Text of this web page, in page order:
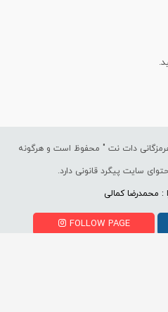
دات نت " محفوظ است و هرگونه
سایت پیگرد قانونی دارد.
: محمدرضا کمالی
FOLLOW PAGE